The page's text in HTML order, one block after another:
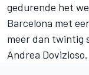
gedurende het
Barcelona met
meer dan twintig
Andrea Dovizioso.